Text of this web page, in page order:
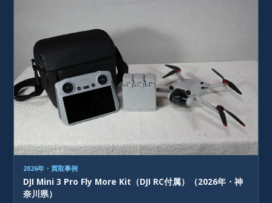
2026年・買取事例
DJI Mini 3 Pro Fly More Kit（DJI RC付属）（2026年・神
奈川県）